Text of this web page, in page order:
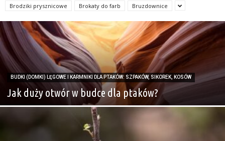
Brodziki prysznicowe Brokaty do farb Bruzdownice
BUDKI (DOMKI) LĘGOWE I KARMNIKI DLA PTAKÓW: SZPAKÓW, SIKOREK, KOSÓW
Jak duży otwór w budce dla ptaków?